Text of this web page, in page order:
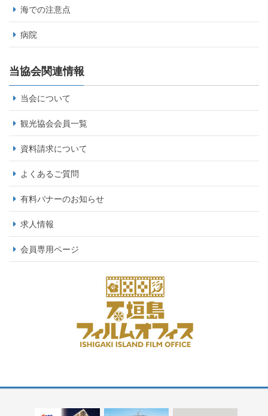
海での注意点
病院
当協会関連情報
当会について
観光協会会員一覧
資料請求について
よくあるご質問
有料バナーのお知らせ
求人情報
会員専用ページ